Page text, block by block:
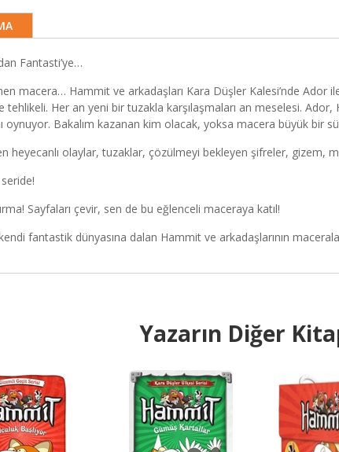
Fantasti’ye…
macera… Hammit ve arkadaşları Kara Düşler Kalesi’nde Ador
tehlikeli. Her an yeni bir tuzakla karşılaşmaları an meselesi.
oynuyor. Bakalım kazanan kim olacak, yoksa macera büyük bir
heyecanlı olaylar, tuzaklar, çözülmeyi bekleyen şifreler, gizem,
Sayfaları çevir, sen de bu eğlenceli maceraya katıl!
fantastik dünyasına dalan Hammit ve arkadaşlarının
Yazarın Diğer